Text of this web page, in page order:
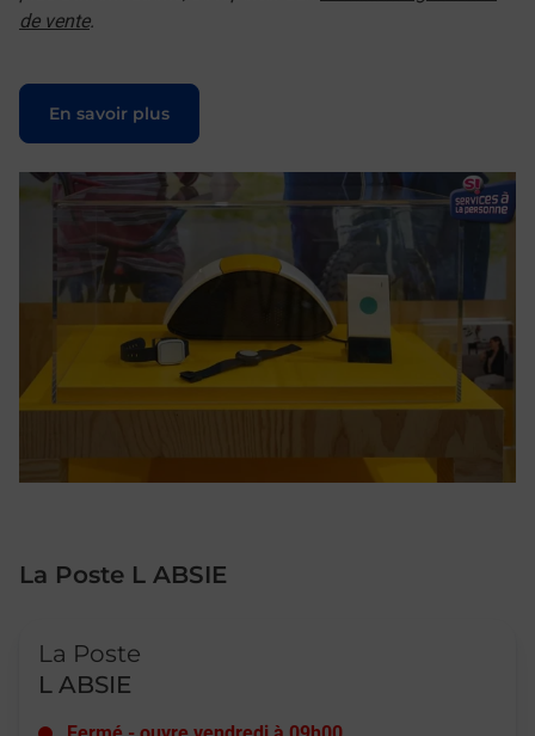
de vente.
En savoir plus
Le lien s'ouvre dans un nouvel onglet
La Poste L ABSIE
La Poste
L ABSIE